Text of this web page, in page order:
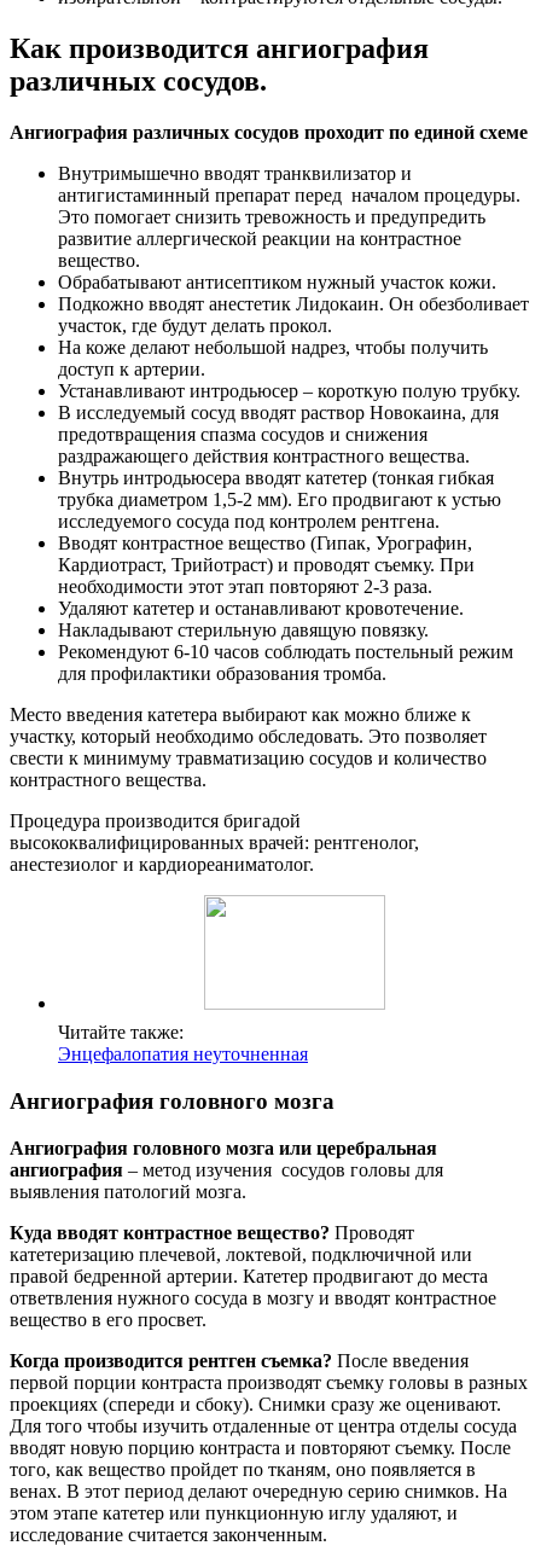
Как производится ангиография
различных сосудов.
Ангиография различных сосудов проходит по единой схеме
Внутримышечно вводят транквилизатор и
антигистаминный препарат перед началом процедуры.
Это помогает снизить тревожность и предупредить
развитие аллергической реакции на контрастное
вещество.
Обрабатывают антисептиком нужный участок кожи.
Подкожно вводят анестетик Лидокаин. Он обезболивает
участок, где будут делать прокол.
На коже делают небольшой надрез, чтобы получить
доступ к артерии.
Устанавливают интродьюсер – короткую полую трубку.
В исследуемый сосуд вводят раствор Новокаина, для
предотвращения спазма сосудов и снижения
раздражающего действия контрастного вещества.
Внутрь интродьюсера вводят катетер (тонкая гибкая
трубка диаметром 1,5-2 мм). Его продвигают к устью
исследуемого сосуда под контролем рентгена.
Вводят контрастное вещество (Гипак, Урографин,
Кардиотраст, Трийотраст) и проводят съемку. При
необходимости этот этап повторяют 2-3 раза.
Удаляют катетер и останавливают кровотечение.
Накладывают стерильную давящую повязку.
Рекомендуют 6-10 часов соблюдать постельный режим
для профилактики образования тромба.
Место введения катетера выбирают как можно ближе к
участку, который необходимо обследовать. Это позволяет
свести к минимуму травматизацию сосудов и количество
контрастного вещества.
Процедура производится бригадой
высококвалифицированных врачей: рентгенолог,
анестезиолог и кардиореаниматолог.
Читайте также:
Энцефалопатия неуточненная
Ангиография головного мозга
Ангиография головного мозга или церебральная
ангиография – метод изучения сосудов головы для
выявления патологий мозга.
Куда вводят контрастное вещество? Проводят
катетеризацию плечевой, локтевой, подключичной или
правой бедренной артерии. Катетер продвигают до места
ответвления нужного сосуда в мозгу и вводят контрастное
вещество в его просвет.
Когда производится рентген съемка? После введения
первой порции контраста производят съемку головы в разных
проекциях (спереди и сбоку). Снимки сразу же оценивают.
Для того чтобы изучить отдаленные от центра отделы сосуда
вводят новую порцию контраста и повторяют съемку. После
того, как вещество пройдет по тканям, оно появляется в
венах. В этот период делают очередную серию снимков. На
этом этапе катетер или пункционную иглу удаляют, и
исследование считается законченным.